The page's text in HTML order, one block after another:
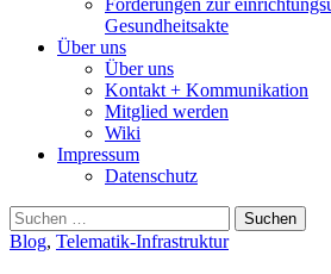
Forderungen zur
Gesundheitsakte
Über uns
Über uns
Kontakt + Kommunikation
Mitglied werden
Wiki
Impressum
Datenschutz
Suchen
nach:
Blog, Telematik-Infrastruktur